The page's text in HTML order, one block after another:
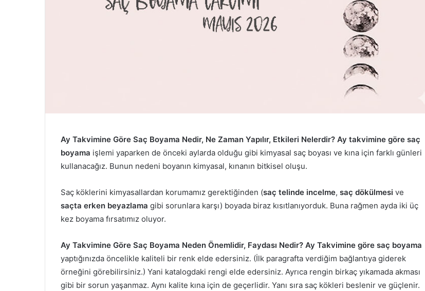
Ay Takvimine Göre Saç Boyama Nedir, Ne Zaman Yapılır, Etkileri Nelerdir? Ay takvimine göre saç
boyama işlemi yaparken de önceki aylarda olduğu gibi kimyasal saç boyası ve kına için farklı günleri
kullanacağız. Bunun nedeni boyanın kimyasal, kınanın bitkisel oluşu.
Saç köklerini kimyasallardan korumamız gerektiğinden (saç telinde incelme, saç dökülmesi ve
saçta erken beyazlama gibi sorunlara karşı) boyada biraz kısıtlanıyorduk. Buna rağmen ayda iki üç
kez boyama fırsatımız oluyor.
Ay Takvimine Göre Saç Boyama Neden Önemlidir, Faydası Nedir? Ay Takvimine göre saç boyama
yaptığınızda öncelikle kaliteli bir renk elde edersiniz. (İlk paragrafta verdiğim bağlantıya giderek
örneğini görebilirsiniz.) Yani katalogdaki rengi elde edersiniz. Ayrıca rengin birkaç yıkamada akması
gibi bir sorun yaşanmaz. Aynı kalite kına için de geçerlidir. Yanı sıra saç kökleri beslenir ve güçlenir.